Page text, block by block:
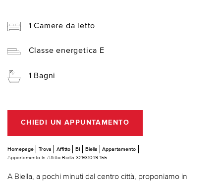
1 Camere da letto
Classe energetica E
1 Bagni
CHIEDI UN APPUNTAMENTO
Homepage Trova Affitto BI Biella
Appartamento
Appartamento In Affitto Biella 32931049-155
A Biella, a pochi minuti dal centro città, proponiamo in